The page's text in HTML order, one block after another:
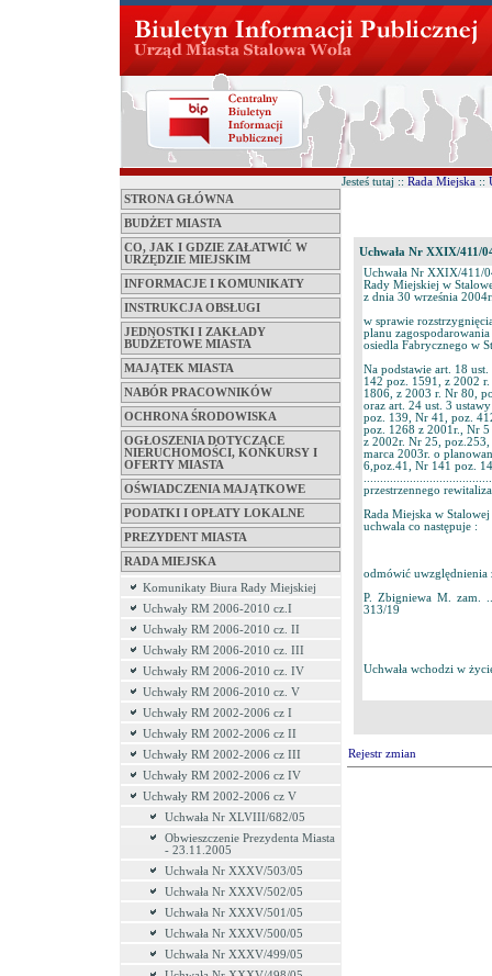
STRONA GŁÓWNA
BUDŻET MIASTA
CO, JAK I GDZIE ZAŁATWIĆ W
URZĘDZIE MIEJSKIM
INFORMACJE I KOMUNIKATY
INSTRUKCJA OBSŁUGI
JEDNOSTKI I ZAKŁADY
BUDŻETOWE MIASTA
MAJĄTEK MIASTA
NABÓR PRACOWNIKÓW
OCHRONA ŚRODOWISKA
OGŁOSZENIA DOTYCZĄCE
NIERUCHOMOŚCI, KONKURSY I
OFERTY MIASTA
OŚWIADCZENIA MAJĄTKOWE
PODATKI I OPŁATY LOKALNE
PREZYDENT MIASTA
RADA MIEJSKA
Komunikaty Biura Rady Miejskiej
Uchwały RM 2006-2010 cz.I
Uchwały RM 2006-2010 cz. II
Uchwały RM 2006-2010 cz. III
Uchwały RM 2006-2010 cz. IV
Uchwały RM 2006-2010 cz. V
Uchwały RM 2002-2006 cz I
Uchwały RM 2002-2006 cz II
Uchwały RM 2002-2006 cz III
Uchwały RM 2002-2006 cz IV
Uchwały RM 2002-2006 cz V
Uchwała Nr XLVIII/682/05
Obwieszczenie Prezydenta Miasta
- 23.11.2005
Uchwała Nr XXXV/503/05
Uchwała Nr XXXV/502/05
Uchwała Nr XXXV/501/05
Uchwała Nr XXXV/500/05
Uchwała Nr XXXV/499/05
Jesteś tutaj :: Rada Miejska ::
Uchwała Nr XXIX/411/
Uchwała Nr XXIX/411/
Rady Miejskiej w
z dnia 30 września
w sprawie
planu
osiedla Fabrycznego w
Na podstawie art. 18
142 poz. 1591, z 2002
1806, z 2003 r. Nr 80,
oraz art. 24 ust. 3
poz. 139, Nr 41, poz.
poz. 1268 z 2001r., Nr
z 2002r. Nr 25,
marca 2003r. o
6,poz.41, Nr 141 poz.
przestrzennego
Rada Miejska w
uchwala co następuje :
odmówić uwzględnienia
P. Zbigniewa M. zam.
313/19
Uchwała wchodzi w
Rejestr zmian